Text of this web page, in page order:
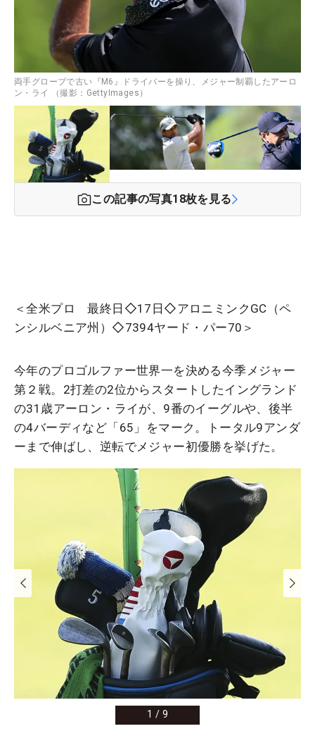
両手グローブで古い『M6』ドライバーを操り、メジャー制覇したアーロ
ン・ライ （撮影：GettyImages）
この記事の写真18枚を見る
＜全米プロ 最終日◇17日◇アロニミンクGC（ペ
ンシルベニア州）◇7394ヤード・パー70＞
今年のプロゴルファー世界一を決める今季メジャー
第２戦。2打差の2位からスタートしたイングランド
の31歳アーロン・ライが、9番のイーグルや、後半
の4バーディなど「65」をマーク。トータル9アンダ
ーまで伸ばし、逆転でメジャー初優勝を挙げた。
1 / 9